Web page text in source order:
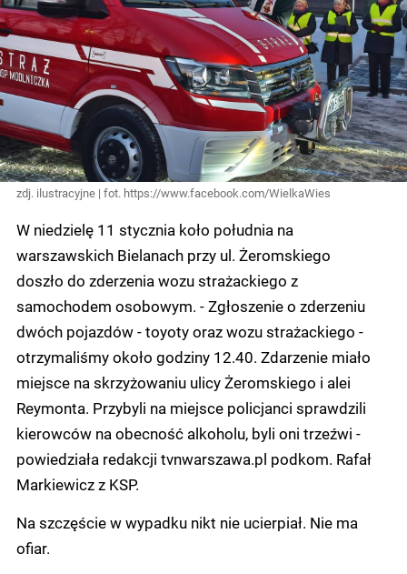
zdj. ilustracyjne | fot. https://www.facebook.com/WielkaWies
W niedzielę 11 stycznia koło południa na
warszawskich Bielanach przy ul. Żeromskiego
doszło do zderzenia wozu strażackiego z
samochodem osobowym. - Zgłoszenie o zderzeniu
dwóch pojazdów - toyoty oraz wozu strażackiego -
otrzymaliśmy około godziny 12.40. Zdarzenie miało
miejsce na skrzyżowaniu ulicy Żeromskiego i alei
Reymonta. Przybyli na miejsce policjanci sprawdzili
kierowców na obecność alkoholu, byli oni trzeźwi -
powiedziała redakcji tvnwarszawa.pl podkom. Rafał
Markiewicz z KSP.
Na szczęście w wypadku nikt nie ucierpiał. Nie ma
ofiar.